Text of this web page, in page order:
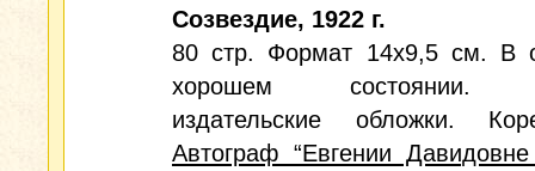
Созвездие, 1922 г.
80 стр. Формат 14х9,5 см. В
хорошем состоянии.
издательские обложки.
Автограф “Евгении